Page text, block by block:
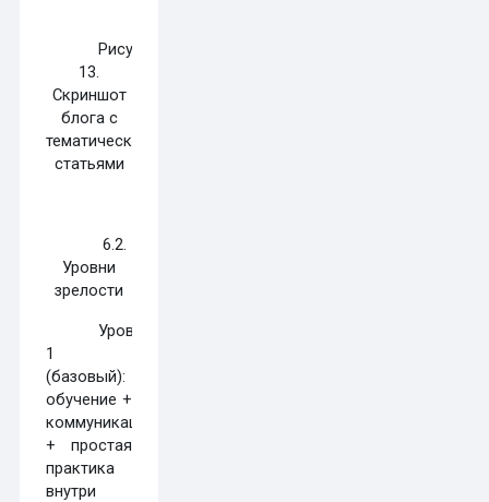
Рисунок
13.
Скриншот
блога с
тематическими
статьями
6.2.
Уровни
зрелости
Уровень
1
(базовый):
обучение +
коммуникация
+ простая
практика
внутри